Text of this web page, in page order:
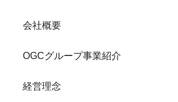
会社概要
OGCグループ事業紹介
経営理念